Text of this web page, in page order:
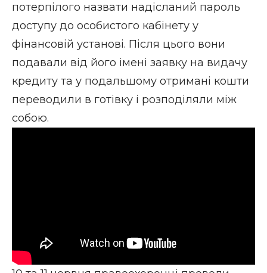
потерпілого назвати надісланий пароль
доступу до особистого кабінету у
фінансовій установі. Після цього вони
подавали від його імені заявку на видачу
кредиту та у подальшому отримані кошти
переводили в готівку і розподіляли між
собою.